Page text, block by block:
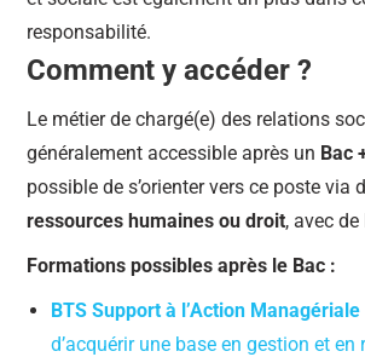
responsabilité.
Comment y accéder ?
Le métier de chargé(e) des relations
généralement accessible après un Bac
possible de s’orienter vers ce poste via
ressources humaines ou droit, avec de
Formations possibles après le Bac :
BTS Support à l’Action
d’acquérir une base en gestion et